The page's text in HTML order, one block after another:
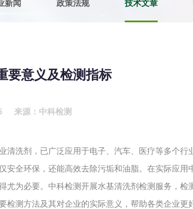
清洁生产审核
测绘测量
地理信息系统
新闻 政策法规 技术文章
要意义及检测指标
来源：中科检测
清洗剂，已广泛应用于电子、汽车、医疗等多个行
安全环保，还能高效去除污垢和油脂。在实际应用
尤为必要。中科检测开展水基清洗剂检测服务，
检测方法及其对企业的实际意义，帮助各类企业更